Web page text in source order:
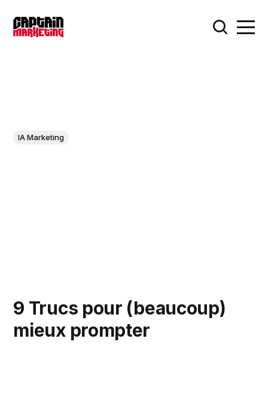
IA Marketing
9 Trucs pour (beaucoup)
mieux prompter